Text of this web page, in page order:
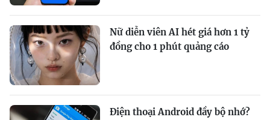
Nữ diễn viên AI hét giá hơn 1 tỷ
đồng cho 1 phút quảng cáo
Điện thoại Android đầy bộ nhớ?